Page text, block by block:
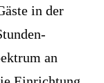
in der
an